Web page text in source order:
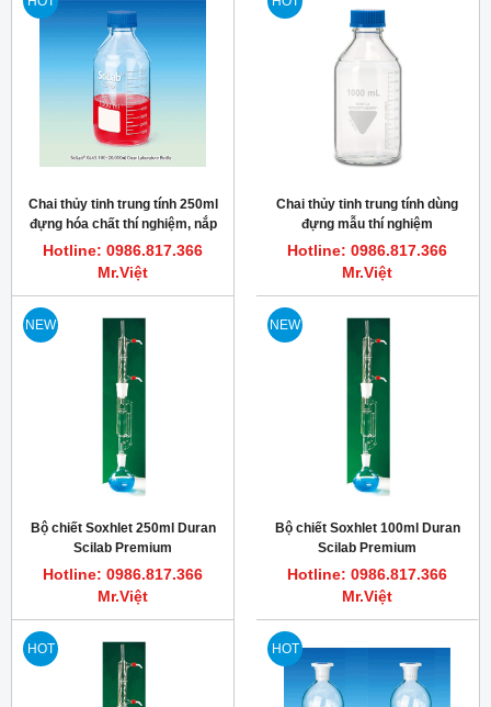
Chai thủy tinh trung tính 250ml
đựng hóa chất thí nghiệm, nắp
xanh GL45 PP
Hotline: 0986.817.366
Mr.Việt
Chai thủy tinh trung tính dùng
đựng mẫu thí nghiệm
Hotline: 0986.817.366
Mr.Việt
NEW
Bộ chiết Soxhlet 250ml Duran
Scilab Premium
Hotline: 0986.817.366
Mr.Việt
NEW
Bộ chiết Soxhlet 100ml Duran
Scilab Premium
Hotline: 0986.817.366
Mr.Việt
HOT HOT